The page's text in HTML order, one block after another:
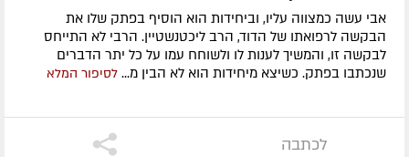
אבי עשה כמצווה עליו, וביחידות הוא הוסיף בפתק שלו את
הבקשה לרפואתו של הדוד, הרב ליכטנשטיין. הרבי לא התייחס
לבקשה זו, והמשיך לענות לו ולשוחח עמו על כל יתר הדברים
שנכתבו בפתק. כשיצא מיחידות הוא לא הבין מ... לסיפור המלא
לכתבה